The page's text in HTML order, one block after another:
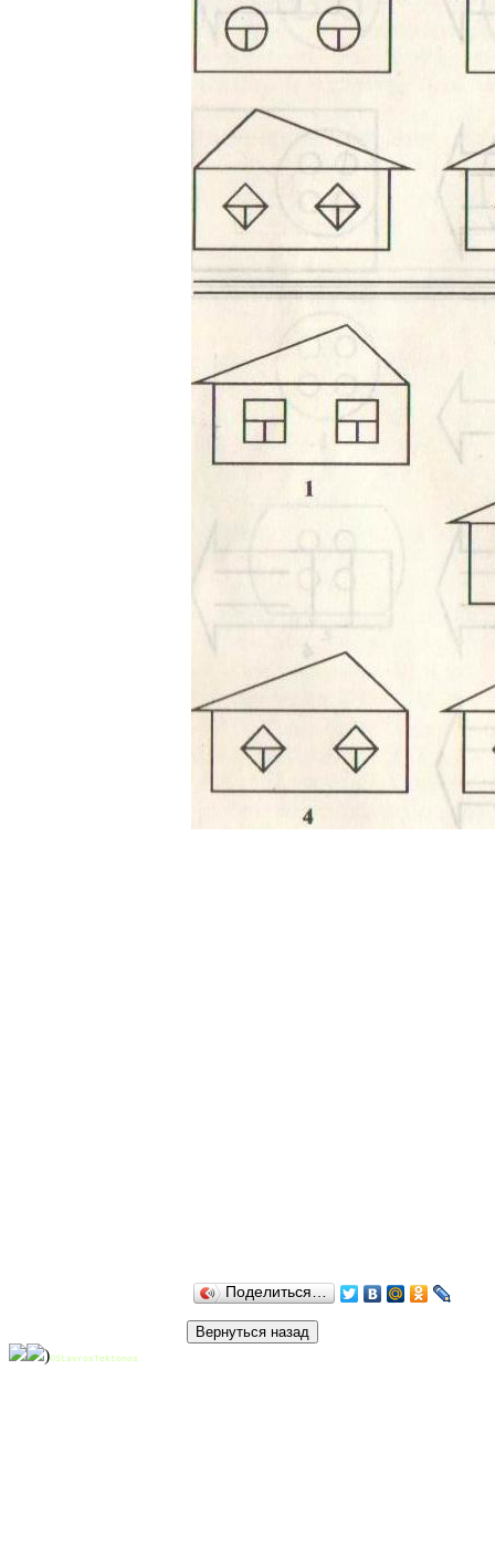
Поделиться…
)©StavrosTektonos